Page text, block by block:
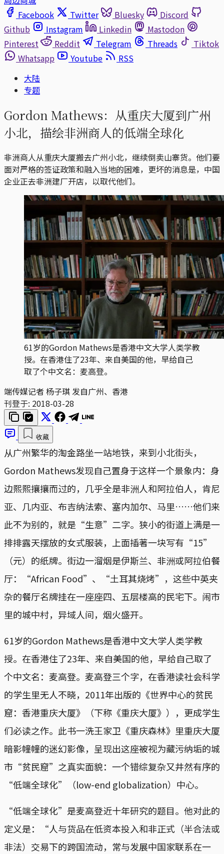
Facebook
Twitter Bluesky
Discord
Github
Instagram Linkedin
Mastodon
Pinterest
Reddit Telegram Threads
Tiktok
Whatsapp
Youtube
RSS
大陆
专题
Gordon Mathews：从重庆大厦到广州
小北，描绘非洲商人的低端全球化
非洲商人从重庆大厦搬去广州小北，继续倒卖山寨货。他们要
面对严格的签证政策和融入当地的困难，更坏的消息是，中国
企业正去非洲建厂开店，以取代他们。
61岁的Gordon Mathews是香港中文大学人类学教
授。在香港住了23年、来自美国的他，早给自己
取了个中文名：麦高登。
端传媒记者 杨子琪 发自广州、香港
刊登于: 2018-03-28
收藏
从广州繁华的淘金路坐一站地铁，来到小北街头，
Gordon Mathews发现自己置身于这样一个景象内：身
边熙熙攘攘而过的，几乎全是非洲人和阿拉伯人，肯尼
亚、几内亚、布吉纳法索、塞内加尔、马里……他们来
此不为别的，就是“生意”二字。狭小的街道上满是一
排排露天摆放的女式服装，上面插著一块写有“15”
（元）的纸牌。街边一溜烟是伊斯兰、非洲或阿拉伯餐
厅：“African Food”、“土耳其烧烤”，这些中英夹
杂的餐厅名牌挂在一座座四、五层楼高的民宅下。闹市
里的城中村，异域人间，烟火盛开。
61岁的Gordon Mathews是香港中文大学人类学教
授。在香港住了23年、来自美国的他，早给自己取了
个中文名：麦高登。麦高登三个字，在香港读社会科学
的学生里无人不晓，2011年出版的《世界中心的贫民
窟：香港重庆大厦》（下称《重庆大厦》），更成学生
们必读之作。此书一洗王家卫《重庆森林》里重庆大厦
暗影幢幢的迷幻影像，呈现出这座被视为藏污纳垢的城
市“贫民窟”之真实面貌：一个错综复杂又井然有序的
“低端全球化”（low-end globalization）中心。
“低端全球化”是麦高登近十年研究的题目。他对此的
定义是：“人与货品在低资本投入和非正式（半合法或
非法）交易下的跨国流动，常与发展中国家联系在一